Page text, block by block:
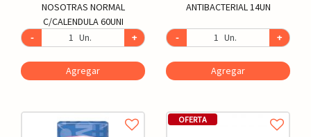
NOSOTRAS NORMAL
C/CALENDULA 60UNI
-
Un. +
Agregar
ANTIBACTERIAL 14UN
- Un. +
Agregar
OFERTA